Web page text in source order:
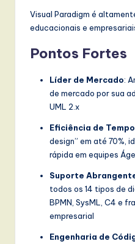
Visual Paradigm é
educacionais e
Pontos Fortes
Líder de Mercado:
de mercado por sua
UML 2.x
Eficiência de Tempo
design” em até 70%,
rápida em equipes
Suporte
todos os 14 tipos de
BPMN, SysML, C4 e
empresarial
Engenharia de